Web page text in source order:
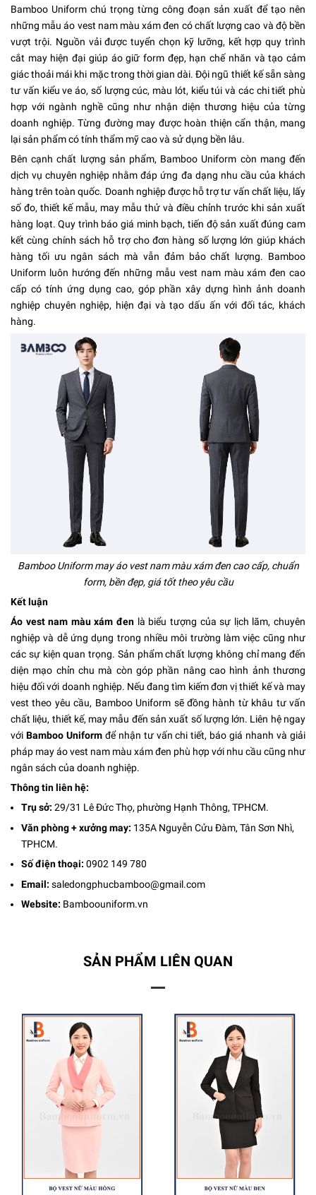
Bamboo Uniform chú trọng từng công đoạn sản xuất để tạo nên
những mẫu áo vest nam màu xám đen có chất lượng cao và độ bền
vượt trội. Nguồn vải được tuyển chọn kỹ lưỡng, kết hợp quy trình
cắt may hiện đại giúp áo giữ form đẹp, hạn chế nhăn và tạo cảm
giác thoải mái khi mặc trong thời gian dài. Đội ngũ thiết kế sẵn sàng
tư vấn kiểu ve áo, số lượng cúc, màu lót, kiểu túi và các chi tiết phù
hợp với ngành nghề cũng như nhận diện thương hiệu của từng
doanh nghiệp. Từng đường may được hoàn thiện cẩn thận, mang
lại sản phẩm có tính thẩm mỹ cao và sử dụng bền lâu.
Bên cạnh chất lượng sản phẩm, Bamboo Uniform còn mang đến
dịch vụ chuyên nghiệp nhằm đáp ứng đa dạng nhu cầu của khách
hàng trên toàn quốc. Doanh nghiệp được hỗ trợ tư vấn chất liệu, lấy
số đo, thiết kế mẫu, may mẫu thử và điều chỉnh trước khi sản xuất
hàng loạt. Quy trình báo giá minh bạch, tiến độ sản xuất đúng cam
kết cùng chính sách hỗ trợ cho đơn hàng số lượng lớn giúp khách
hàng tối ưu ngân sách mà vẫn đảm bảo chất lượng. Bamboo
Uniform luôn hướng đến những mẫu vest nam màu xám đen cao
cấp có tính ứng dụng cao, góp phần xây dựng hình ảnh doanh
nghiệp chuyên nghiệp, hiện đại và tạo dấu ấn với đối tác, khách
hàng.
Bamboo Uniform may áo vest nam màu xám đen cao cấp, chuẩn
form, bền đẹp, giá tốt theo yêu cầu
Kết luận
Áo vest nam màu xám đen là biểu tượng của sự lịch lãm, chuyên
nghiệp và dễ ứng dụng trong nhiều môi trường làm việc cũng như
các sự kiện quan trọng. Sản phẩm chất lượng không chỉ mang đến
diện mạo chỉn chu mà còn góp phần nâng cao hình ảnh thương
hiệu đối với doanh nghiệp. Nếu đang tìm kiếm đơn vị thiết kế và may
vest theo yêu cầu, Bamboo Uniform sẽ đồng hành từ khâu tư vấn
chất liệu, thiết kế, may mẫu đến sản xuất số lượng lớn. Liên hệ ngay
với Bamboo Uniformđể nhận tư vấn chi tiết, báo giá nhanh và giải
pháp may áo vest nam màu xám đen phù hợp với nhu cầu cũng như
ngân sách của doanh nghiệp.
Thông tin liên hệ:
Trụ sở: 29/31 Lê Đức Thọ, phường Hạnh Thông, TPHCM.
Văn phòng + xưởng may: 135A Nguyễn Cửu Đàm, Tân Sơn Nhì,
TPHCM.
Số điện thoại: 0902 149 780
Email: saledongphucbamboo@gmail.com
Website: Bamboouniform.vn
SẢN PHẨM LIÊN QUAN